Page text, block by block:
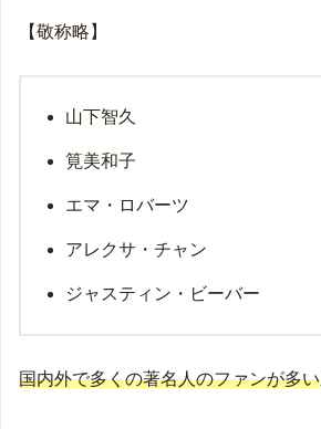
【敬称略】
山下智久
筧美和子
エマ・ロバーツ
アレクサ・チャン
ジャスティン・ビーバー
国内外で多くの著名人のファンが多い